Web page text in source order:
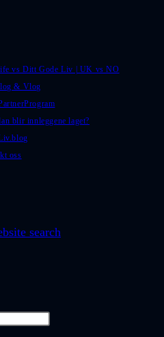
vs Ditt Gode Liv | UK vs NO
& Vlog
blir innleggene laget?
oss
search